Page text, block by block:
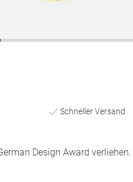
Schneller Versand
Design Award